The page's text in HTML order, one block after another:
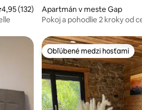
101ohodnotenie 4,95 z 5, počet
4,95 (132)
Apartmán v meste Gap
Pokoj a pohodlie 2 kroky od
Obľúbené medzi hosťami
Obľúbené medzi hosťami